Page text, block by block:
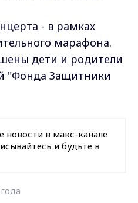
- в рамках
марафона.
дети и родители
"Фонда Защитники
новости в макс-канале
и будьте в